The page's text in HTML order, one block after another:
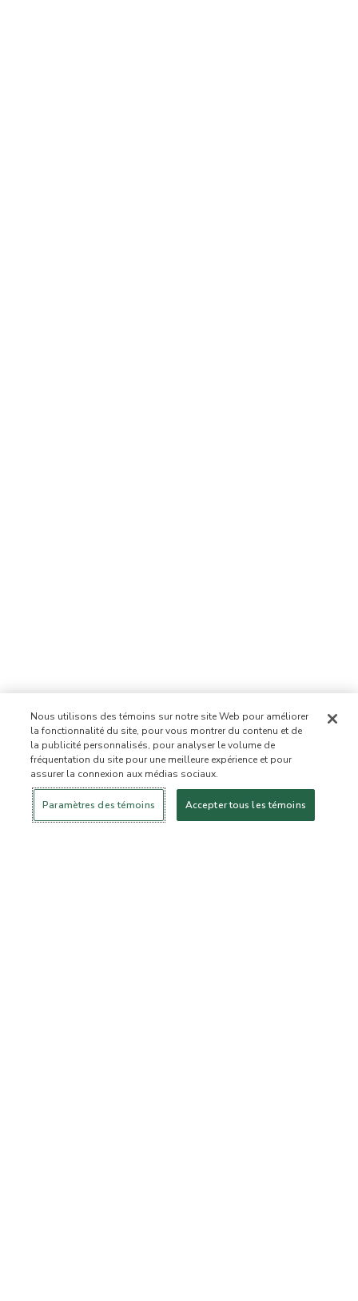
Se connecter Nouveau! Magasiner
Mode de vie
sain
Contactez-
nous
À PROPOS DE NOUS
Notre mission
Nous utilisons des témoins sur notre site Web pour améliorer
la fonctionnalité du site, pour vous montrer du contenu et de
la publicité personnalisés, pour analyser le volume de
fréquentation du site pour une meilleure expérience et pour
assurer la connexion aux médias sociaux.
Paramètres des témoins Accepter tous les témoins